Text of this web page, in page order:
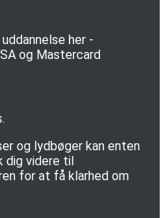
og lydbøger kan enten
dig videre til
for at få klarhed om